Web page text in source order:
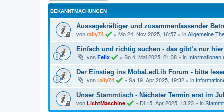
BEKANNTMACHUNGEN
Aussagekräftiger und zusammenfassender
von raily74 » Mo 24. Nov 2025, 16:57 » inAllgemeine
Einfach und richtig suchen - das gibt’s nur hier
von Felix » So 4. Mai 2025, 21:38 » in Informationen
Der Einstieg ins MobaLedLib Forum - bitte
von raily74 » Sa 19. Apr 2025, 19:32 » in
Unser Stammtisch - Nächster Termin erst im
von LichtMaschine » Di 15. Apr 2025, 13:23 » in